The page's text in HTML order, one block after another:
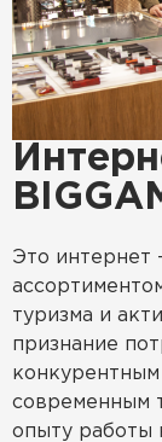
Это интернет
туризма и
признание
современным
опыту работы